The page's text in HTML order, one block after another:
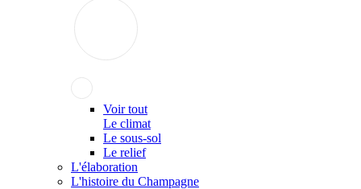
Voir tout
Le climat
Le sous-sol
Le relief
L'élaboration
L'histoire du Champagne